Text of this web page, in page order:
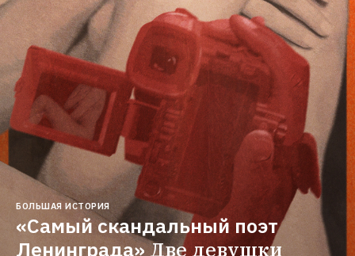
БОЛЬШАЯ ИСТОРИЯ
«Самый скандальный поэт
Ленинграда»Две девушки